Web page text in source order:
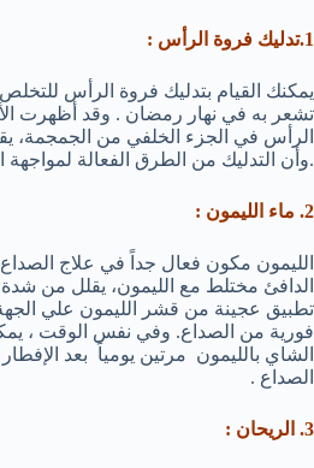
1.تدليك فروة الرأس :
يمكنك القيام بتدليك فروة الرأس
تشعر به في نهار رمضان . وقد أظهرت
الرأس في الجزء الخلفي من الجمجمة،
.وأن التدليك من الطرق الفعالة لمواجهة
2. ماء الليمون :
الليمون مكون فعال جداً في علاج الصداع
الدافئ مختلط مع الليمون، يقلل من
تطبيق عجينة من قشر الليمون علي
فورية من الصداع. وفي نفس الوقت ،
الشاي بالليمون مرتين يومياً بعد
الصداع .
3. الريحان :